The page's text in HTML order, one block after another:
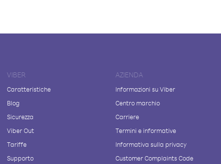
VIBER
Caratteristiche
Blog
Sicurezza
Viber Out
Tariffe
Supporto
AZIENDA
Informazioni su Viber
Centro marchio
Carriere
Termini e informative
Informativa sulla privacy
Customer Complaints Code